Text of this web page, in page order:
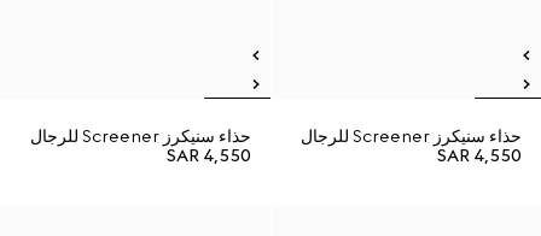
حذاء سنيكرز Screener للرجال
SAR 4,550
حذاء سنيكرز Screener للرجال
SAR 4,550